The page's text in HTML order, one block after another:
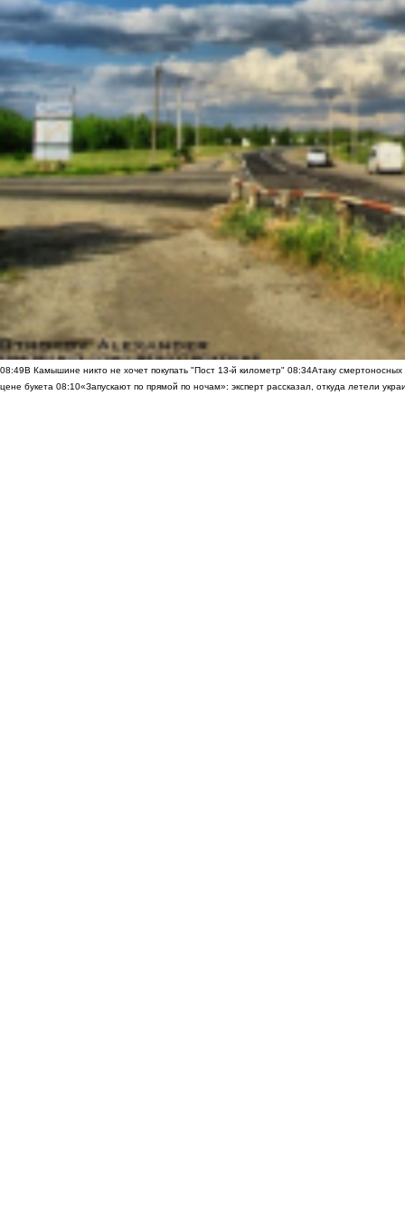
08:49В Камышине никто не хочет покупать "Пост 13-й километр" 08:34Атаку
цене букета 08:10«Запускают по прямой по ночам»: эксперт рассказал, откуда летели